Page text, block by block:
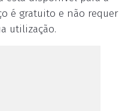
é gratuito e não requer
utilização.